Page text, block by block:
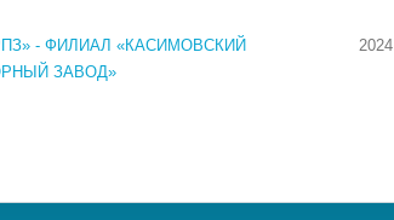
- ФИЛИАЛ «КАСИМОВСКИЙ
ЗАВОД»
2024